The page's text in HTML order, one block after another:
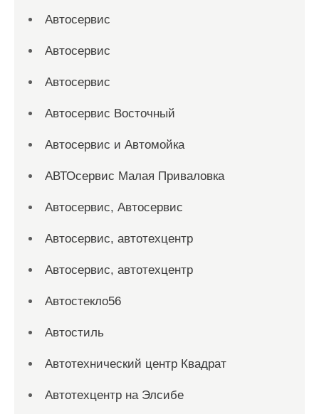
Автосервис
Автосервис
Автосервис
Автосервис Восточный
Автосервис и Автомойка
АВТОсервис Малая Приваловка
Автосервис, Автосервис
Автосервис, автотехцентр
Автосервис, автотехцентр
Автостекло56
Автостиль
Автотехнический центр Квадрат
Автотехцентр на Элсибе